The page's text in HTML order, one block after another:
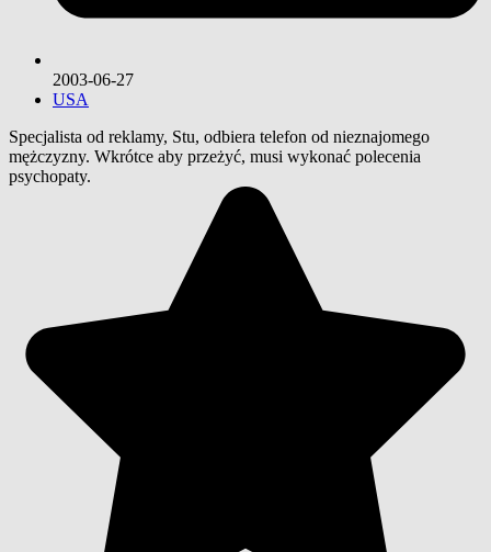
2003-06-27
USA
Specjalista od reklamy, Stu, odbiera telefon od nieznajomego
mężczyzny. Wkrótce aby przeżyć, musi wykonać polecenia
psychopaty.